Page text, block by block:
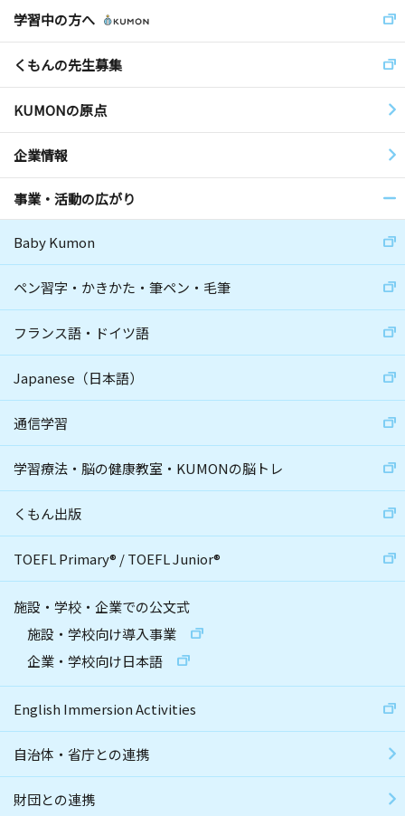
学習中の方へ
くもんの先生募集
KUMONの原点
企業情報
事業・活動の広がり
Baby Kumon
ペン習字・かきかた・筆ペン・毛筆
フランス語・ドイツ語
Japanese（日本語）
通信学習
学習療法・脳の健康教室・KUMONの脳トレ
くもん出版
TOEFL Primary® /TOEFL Junior®
施設・学校・企業での公文式
施設・学校向け導入事業
企業・学校向け日本語
English Immersion Activities
自治体・省庁との連携
財団との連携